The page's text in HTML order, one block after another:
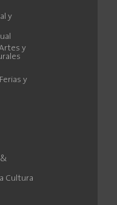
y
y
y
Cultura